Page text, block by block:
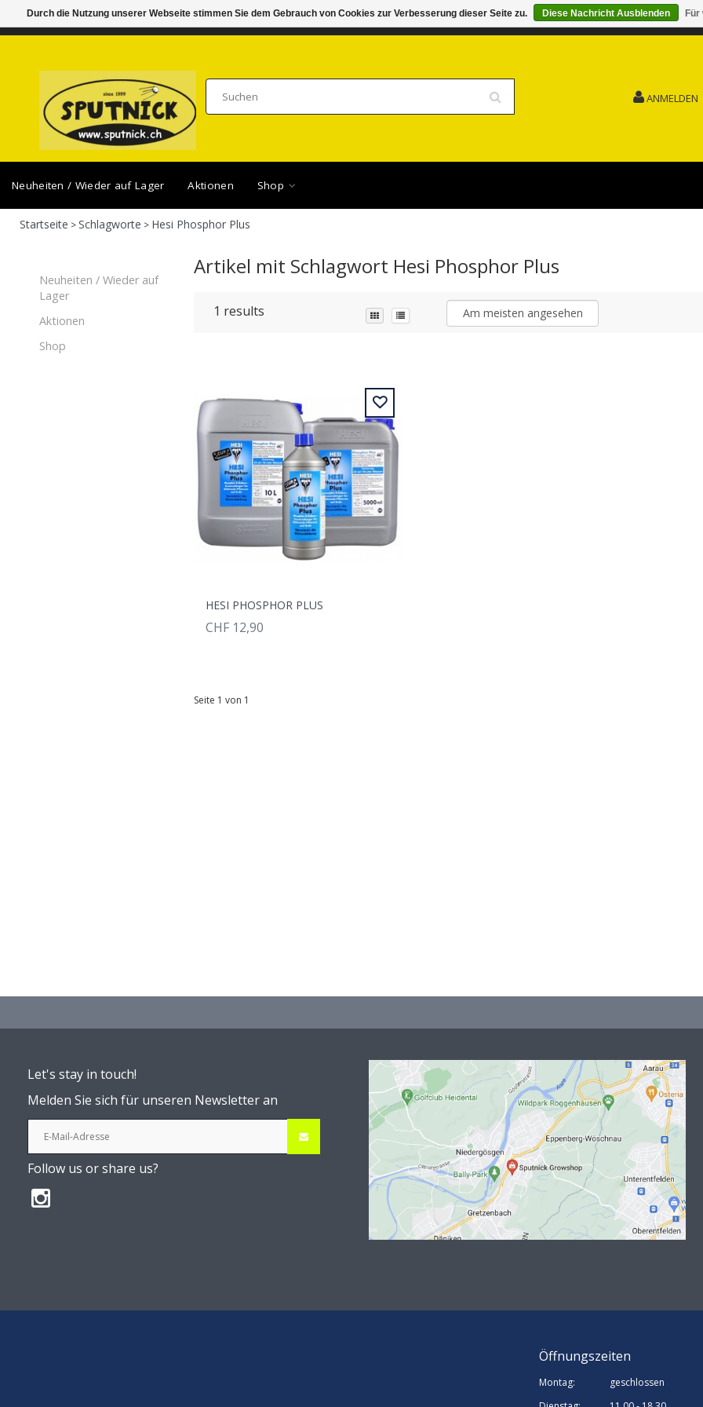
DI-FR 11.00 - 18.30, SA 10.00 - 16.00 SAMSTAG 15.08. GESCHLOSSEN FEIERTAG
ANMELDEN
Neuheiten / Wieder auf Lager Aktionen Shop
Startseite >Schlagworte > Hesi Phosphor Plus
Neuheiten / Wieder auf
Lager
Aktionen
Shop
Artikel mit Schlagwort Hesi Phosphor Plus
1 results Am meisten angesehen
HESI PHOSPHOR PLUS
CHF 12,90
Seite 1 von 1
Let's stay in touch!
Melden Sie sich für unseren Newsletter an
Follow us or share us?
Öffnungszeiten
Montag:
geschlossen
Durch die Nutzung unserer Webseite stimmen Sie dem Gebrauch von Cookies zur Verbesserung dieser Seite zu. Diese Nachricht Ausblenden